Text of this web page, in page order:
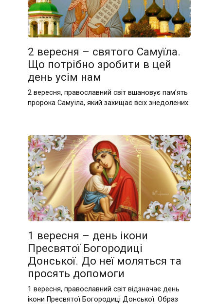
2 вересня – святого Самуїла.
Що потрібно зробити в цей
день усім нам
2 вересня, православний світ вшановує пам’ять
пророка Самуїла, який захищає всіх знедолених.
1 вересня – день ікони
Пресвятої Богородиці
Донської. До неї моляться та
просять допомоги
1 вересня, православний світ відзначає день
ікони Пресвятої Богородиці Донської. Образ